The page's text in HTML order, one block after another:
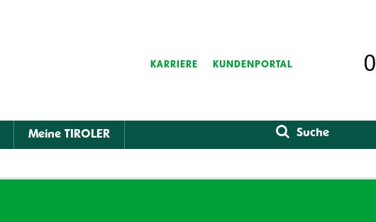
KARRIERE KUNDENPORTAL
Meine TIROLER